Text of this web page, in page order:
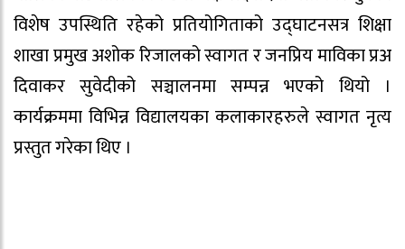
विशेष उपस्थिति रहेको प्रतियोगिताको उद्घाटनसत्र शिक्षा
शाखा प्रमुख अशोक रिजालको स्वागत र जनप्रिय माविका प्रअ
दिवाकर सुवेदीको सञ्चालनमा सम्पन्न भएको थियो ।
कार्यक्रममा विभिन्न विद्यालयका कलाकारहरुले स्वागत नृत्य
प्रस्तुत गरेका थिए ।